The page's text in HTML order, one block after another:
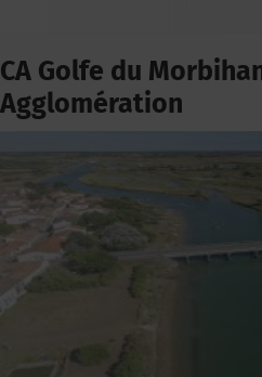
CA Golfe du
Agglomération